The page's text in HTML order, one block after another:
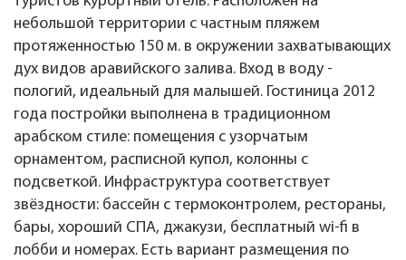
небольшой территории с частным пляжем
протяженностью 150 м. в окружении захватывающих
дух видов аравийского залива. Вход в воду -
пологий, идеальный для малышей. Гостиница 2012
года постройки выполнена в традиционном
арабском стиле: помещения с узорчатым
орнаментом, расписной купол, колонны с
подсветкой. Инфраструктура соответствует
звёздности: бассейн с термоконтролем, рестораны,
бары, хороший СПА, джакузи, бесплатный wi-fi в
лобби и номерах. Есть вариант размещения по